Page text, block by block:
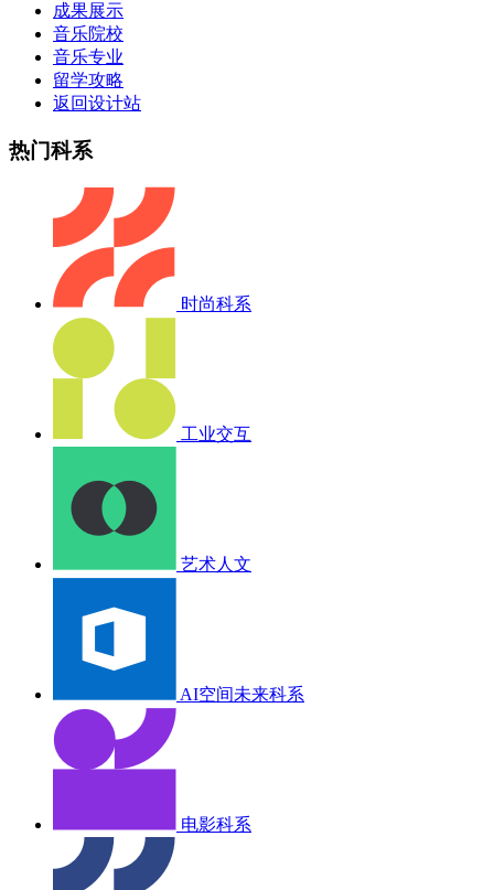
成果展示
音乐院校
音乐专业
留学攻略
返回设计站
热门科系
时尚科系
工业交互
艺术人文
AI空间未来科系
电影科系